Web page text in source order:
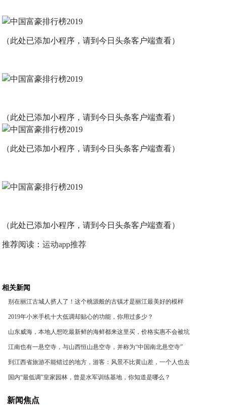
（此处已添加小程序，请到今日头条客户端查看）
（此处已添加小程序，请到今日头条客户端查看）
（此处已添加小程序，请到今日头条客户端查看）
（此处已添加小程序，请到今日头条客户端查看）
推荐阅读：运动app推荐
相关新闻
别在丽江古城人挤人了！这个桃源般的古镇才是丽江最美好的模样
2019年小米手机十大低调却贴心的功能，你用过多少？
山东威海，本地人想吃最新鲜的海鲜都来这里买，价格实惠不会被坑
江南也有一悬空寺，与山西恒山悬空寺，并称为“中国南北悬空寺”
到江西省旅游不能错过的地方，游客：风景不比黄山差，一个人也去
国内“最低调”皇家园林，曾是水军训练基地，你知道是哪么？
新闻焦点